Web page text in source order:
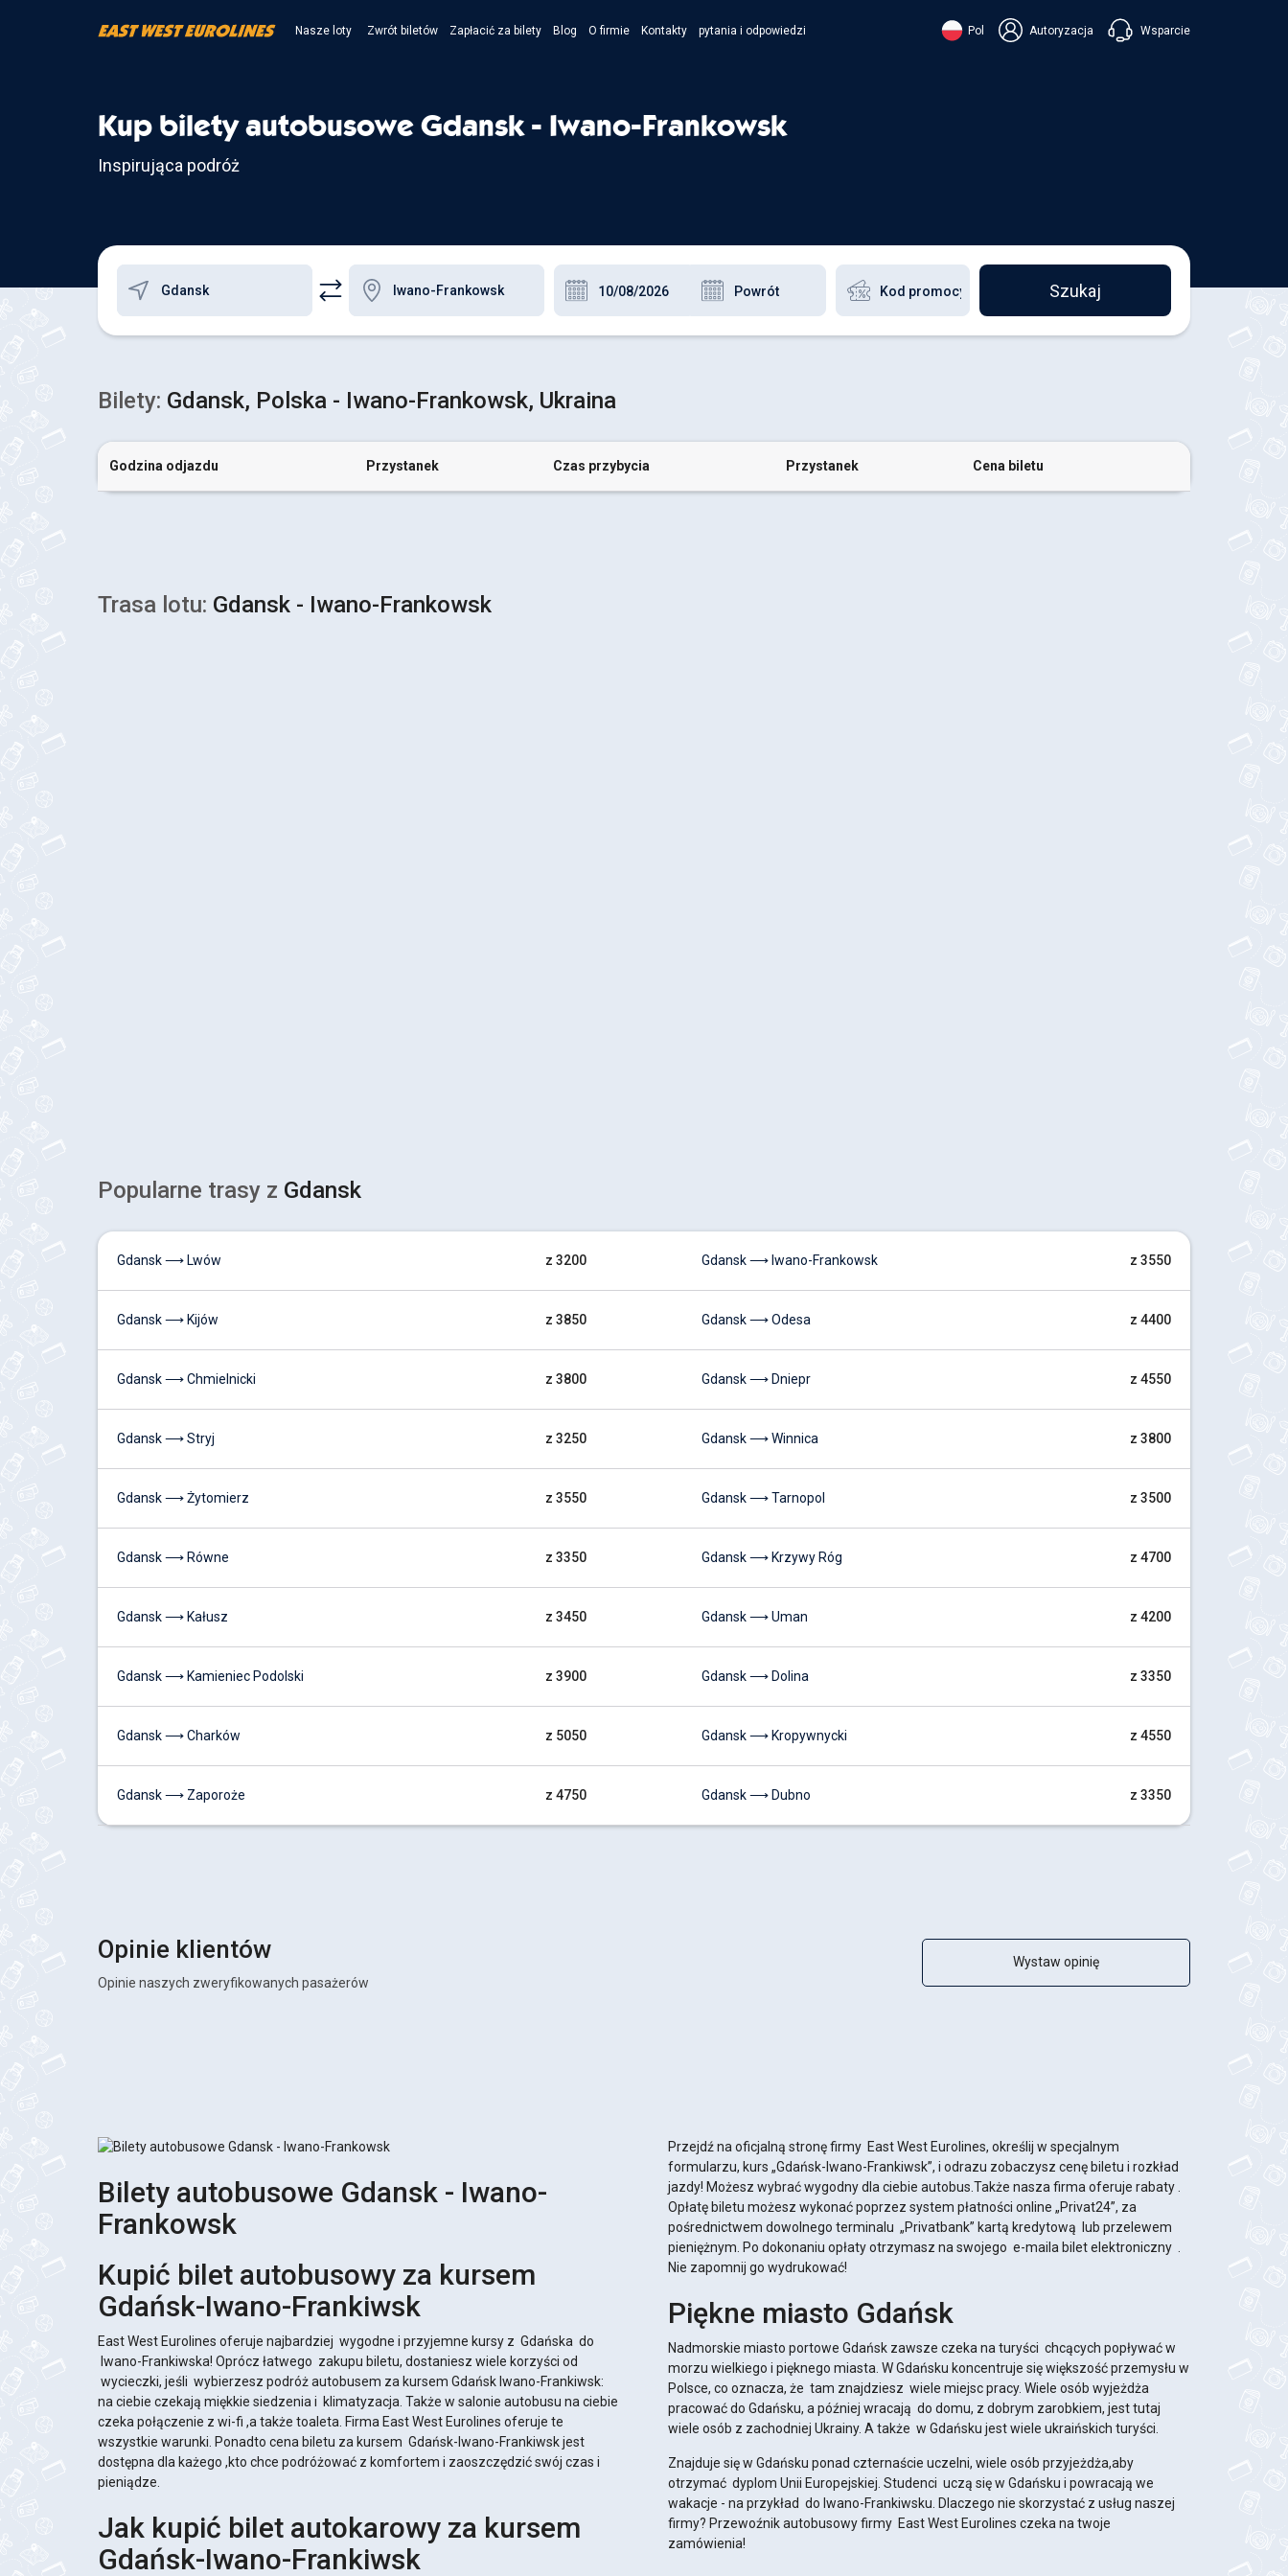
Nasze loty Zwrót biletów Zapłacić za bilety Blog O firmie Kontakty pytania i odpowiedzi Pol Autoryzacja Wsparcie
Czatuj w Messengerze
Kup bilety autobusowe Gdansk - Iwano-Frankowsk
Inspirująca podróż
Szukaj
Bilety: Gdansk, Polska - Iwano-Frankowsk, Ukraina
Godzina odjazdu Przystanek Czas przybycia Przystanek Cena biletu
Trasa lotu: Gdansk - Iwano-Frankowsk
Popularne trasy z Gdansk
Gdansk ⟶ Lwów z 3200
Gdansk ⟶ Kijów z 3850
Gdansk ⟶ Chmielnicki z 3800
Gdansk ⟶ Stryj z 3250
Gdansk ⟶ Żytomierz z 3550
Gdansk ⟶ Równe z 3350
Gdansk ⟶ Kałusz z 3450
Gdansk ⟶ Kamieniec Podolski z 3900
Gdansk ⟶ Charków z 5050
Gdansk ⟶ Zaporoże z 4750
Gdansk ⟶ Iwano-Frankowsk z 3550
Gdansk ⟶ Odesa z 4400
Gdansk ⟶ Dniepr z 4550
Gdansk ⟶ Winnica z 3800
Gdansk ⟶ Tarnopol z 3500
Gdansk ⟶ Krzywy Róg z 4700
Gdansk ⟶ Uman z 4200
Gdansk ⟶ Dolina z 3350
Gdansk ⟶ Kropywnycki z 4550
Gdansk ⟶ Dubno z 3350
Opinie klientów
Opinie naszych zweryfikowanych pasażerów
Wystaw opinię
Bilety autobusowe Gdansk - Iwano-
Frankowsk
Kupić bilet autobusowy za kursem
Gdańsk-Iwano-Frankiwsk
East West Eurolines oferuje najbardziej wygodne i przyjemne kursy z Gdańska do
Iwano-Frankiwska! Oprócz łatwego zakupu biletu, dostaniesz wiele korzyści od
wycieczki, jeśli wybierzesz podróż autobusem za kursem Gdańsk Iwano-Frankiwsk:
na ciebie czekają miękkie siedzenia i klimatyzacja. Także w salonie autobusu na ciebie
czeka połączenie z wi-fi ,a także toaleta. Firma East West Eurolines oferuje te
wszystkie warunki. Ponadto cena biletu za kursem Gdańsk-Iwano-Frankiwsk jest
dostępna dla każego ,kto chce podróżować z komfortem i zaoszczędzić swój czas i
pieniądze.
Jak kupić bilet autokarowy za kursem
Gdańsk-Iwano-Frankiwsk
Przejdź na oficjalną stronę firmy East West Eurolines, określij w specjalnym
formularzu, kurs „Gdańsk-Iwano-Frankiwsk”, i odrazu zobaczysz cenę biletu i rozkład
jazdy! Możesz wybrać wygodny dla ciebie autobus.Także nasza firma oferuje rabaty .
Opłatę biletu możesz wykonać poprzez system płatności online „Privat24”, za
pośrednictwem dowolnego terminalu „Privatbank” kartą kredytową lub przelewem
pieniężnym. Po dokonaniu opłaty otrzymasz na swojego e-maila bilet elektroniczny .
Nie zapomnij go wydrukować!
Piękne miasto Gdańsk
Nadmorskie miasto portowe Gdańsk zawsze czeka na turyści chcących popływać w
morzu wielkiego i pięknego miasta. W Gdańsku koncentruje się większość przemysłu w
Polsce, co oznacza, że ​​ tam znajdziesz wiele miejsc pracy. Wiele osób wyjeżdża
pracować do Gdańsku, a później wracają do domu, z dobrym zarobkiem, jest tutaj
wiele osób z zachodniej Ukrainy. A także w Gdańsku jest wiele ukraińskich turyści.
Znajduje się w Gdańsku ponad czternaście uczelni, wiele osób przyjeżdża,aby
otrzymać dyplom Unii Europejskiej. Studenci uczą się w Gdańsku i powracają we
wakacje - na przykład do Iwano-Frankiwsku. Dlaczego nie skorzystać z usług naszej
firmy? Przewoźnik autobusowy firmy East West Eurolines czeka na twoje
zamówienia!